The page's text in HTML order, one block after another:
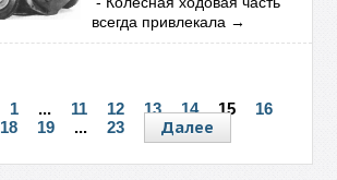
всегда привлекала →
1 ... 11 12 13 14 15
16
18 19 ... 23 Далее